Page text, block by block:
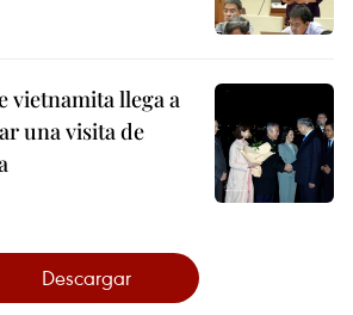
vietnamita llega a
una visita de
Descargar